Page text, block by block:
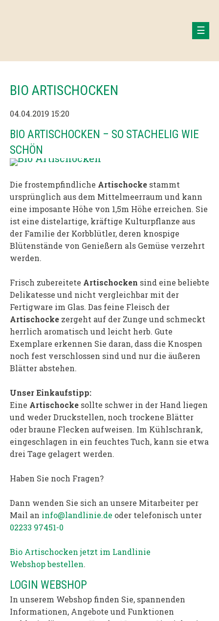
BIO ARTISCHOCKEN
04.04.2019 15:20
BIO ARTISCHOCKEN – SO STACHELIG WIE
SCHÖN
Die frostempfindliche Artischocke stammt
ursprünglich aus dem Mittelmeerraum und kann
eine imposante Höhe von 1,5m Höhe erreichen. Sie
ist eine distelartige, kräftige Kulturpflanze aus
der Familie der Korbblütler, deren knospige
Blütenstände von Genießern als Gemüse verzehrt
werden.
Frisch zubereitete Artischocken sind eine beliebte
Delikatesse und nicht vergleichbar mit der
Fertigware im Glas. Das feine Fleisch der
Artischocke zergeht auf der Zunge und schmeckt
herrlich aromatisch und leicht herb. Gute
Exemplare erkennen Sie daran, dass die Knospen
noch fest verschlossen sind und nur die äußeren
Blätter abstehen.
Unser Einkaufstipp:
Eine Artischocke sollte schwer in der Hand liegen
und weder Druckstellen, noch trockene Blätter
oder braune Flecken aufweisen. Im Kühlschrank,
eingeschlagen in ein feuchtes Tuch, kann sie etwa
drei Tage gelagert werden.
Haben Sie noch Fragen?
Dann wenden Sie sich an unsere Mitarbeiter per
Mail an info@landlinie.de oder telefonisch unter
02233 97451-0
Bio Artischocken jetzt im Landlinie
Webshop bestellen.
LOGIN WEBSHOP
In unserem Webshop finden Sie, spannenden
Informationen, Angebote und Funktionen